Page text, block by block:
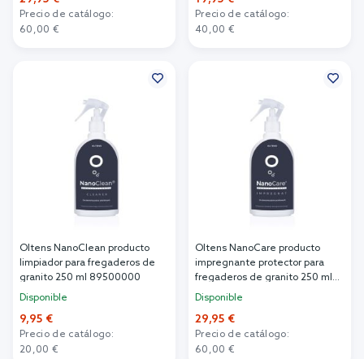
Precio de catálogo:
60,00 €
Precio de catálogo:
40,00 €
Oltens NanoClean producto
limpiador para fregaderos de
granito 250 ml 89500000
Disponible
9,95 €
Precio de catálogo:
20,00 €
Oltens NanoCare producto
impregnante protector para
fregaderos de granito 250 ml
89501000
Disponible
29,95 €
Precio de catálogo:
60,00 €